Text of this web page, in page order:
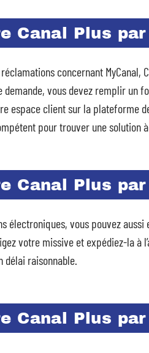
Canal Plus
concernant
vous devez remplir un
espace client sur la plateforme
pour trouver une solution
Canal Plus
électroniques, vous pouvez
votre missive et expédiez-la à
délai raisonnable.
Canal Plus